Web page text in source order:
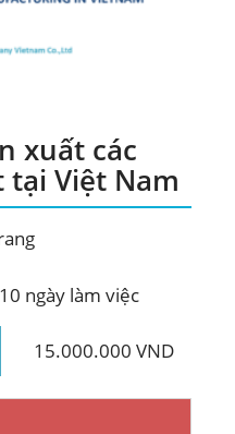
xuất các
Việt Nam
ngày làm việc
15.000.000 VND